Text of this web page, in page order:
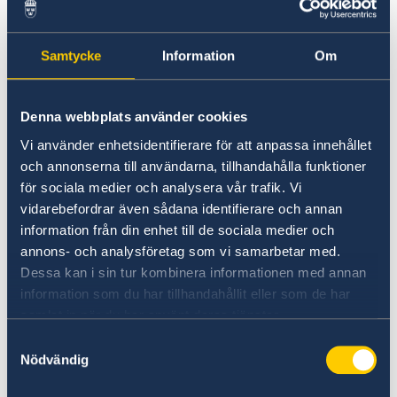
Samtycke Information Om
Denna webbplats använder cookies
Vi använder enhetsidentifierare för att anpassa innehållet
och annonserna till användarna, tillhandahålla funktioner
för sociala medier och analysera vår trafik. Vi
vidarebefordrar även sådana identifierare och annan
information från din enhet till de sociala medier och
annons- och analysföretag som vi samarbetar med.
Dessa kan i sin tur kombinera informationen med annan
information som du har tillhandahållit eller som de har
samlat in när du har använt deras tjänster.
Nödvändig
Måndag 27 maj kl. 16.00 - 20.00
För att förtidsrösta vid generalkonsulatet
behöver inte ha med dig ditt röstkort, men det
underlättar om du har det.
Du kommer även kunna förtidsrösta på
ambassaden i Peking och generalkonsulatet i
Hongkong.
Läs mer om att rösta vid generalkonsulatet här.
Senast uppdaterad 01 apr. 2024, 12.00